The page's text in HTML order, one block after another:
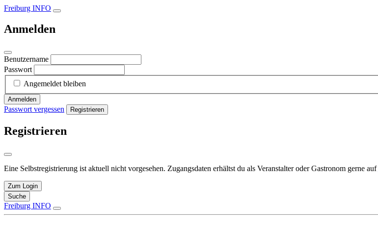
Freiburg INFO
Anmelden
Benutzername
Passwort
Angemeldet bleiben
Anmelden
Passwort vergessen Registrieren
Registrieren
Eine Selbstregistrierung ist aktuell nicht vorgesehen. Zugangsdaten erhältst du als Veranstalter oder Gastronom gerne auf
Zum Login
Suche
Freiburg INFO